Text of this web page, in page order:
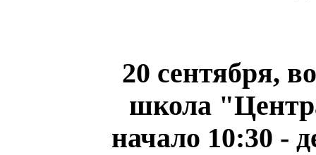
20 сентября,
школа
начало 10:30 -